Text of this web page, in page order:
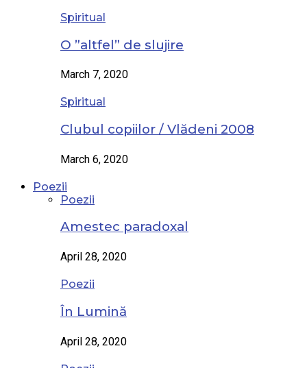
Spiritual
O ”altfel” de slujire
March 7, 2020
Spiritual
Clubul copiilor / Vlădeni 2008
March 6, 2020
Poezii
Poezii
Amestec paradoxal
April 28, 2020
Poezii
În Lumină
April 28, 2020